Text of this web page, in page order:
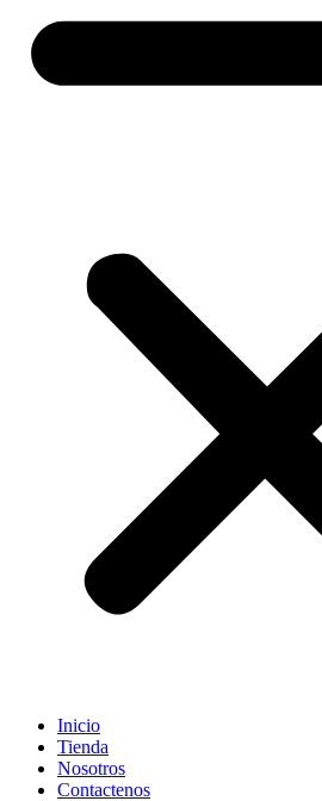
Inicio
Tienda
Nosotros
Contactenos